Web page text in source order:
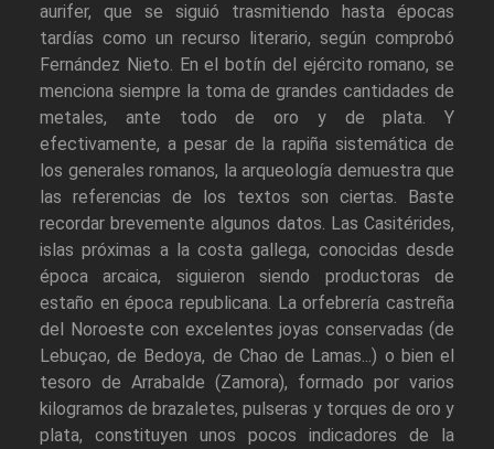
aurifer, que se siguió trasmitiendo hasta épocas
tardías como un recurso literario, según comprobó
Fernández Nieto. En el botín del ejército romano, se
menciona siempre la toma de grandes cantidades de
metales, ante todo de oro y de plata. Y
efectivamente, a pesar de la rapiña sistemática de
los generales romanos, la arqueología demuestra que
las referencias de los textos son ciertas. Baste
recordar brevemente algunos datos. Las Casitérides,
islas próximas a la costa gallega, conocidas desde
época arcaica, siguieron siendo productoras de
estaño en época republicana. La orfebrería castreña
del Noroeste con excelentes joyas conservadas (de
Lebuçao, de Bedoya, de Chao de Lamas...) o bien el
tesoro de Arrabalde (Zamora), formado por varios
kilogramos de brazaletes, pulseras y torques de oro y
plata, constituyen unos pocos indicadores de la